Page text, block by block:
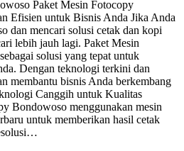
Paket Mesin Fotocopy
Efisien untuk Bisnis Anda Jika Anda
dan mencari solusi cetak dan kopi
lebih jauh lagi. Paket Mesin
solusi yang tepat untuk
Dengan teknologi terkini dan
membantu bisnis Anda berkembang
Canggih untuk Kualitas
Bondowoso menggunakan mesin
untuk memberikan hasil cetak